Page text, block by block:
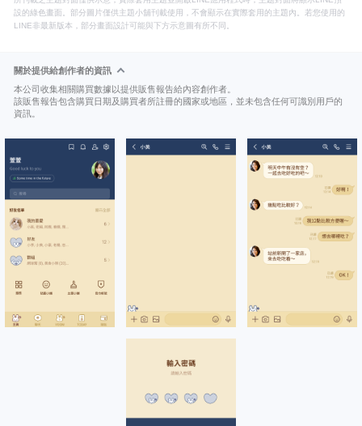
設的綠色畫面。部分圖片僅供主題小舖刊載使用，不會顯示在實際套用的主題內。若您使用的
LINE非最新版本，部分畫面設計可能與下方示意圖有所不同。
關於提供給創作者的資訊
本公司收集相關購買數據以提供販售報告給內容創作者。
該販售報告包含購買日期及購買者所註冊的國家或地區，並未包含任何可識別用戶的
資訊。